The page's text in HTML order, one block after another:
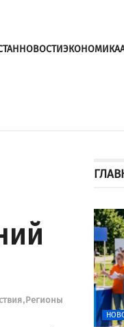
НОВОСТИЭКОНОМИКА
Регионы